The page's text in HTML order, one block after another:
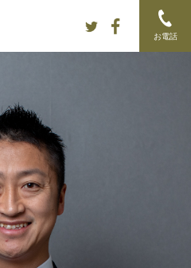
お電話